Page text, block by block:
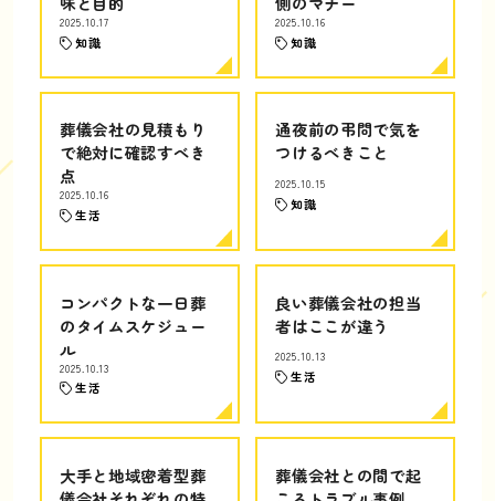
2025.10.17
知識
2025.10.16
知識
葬儀会社の見積もり
で絶対に確認すべき
点
2025.10.16
生活
通夜前の弔問で気を
つけるべきこと
2025.10.15
知識
コンパクトな一日葬
のタイムスケジュー
ル
2025.10.13
生活
良い葬儀会社の担当
者はここが違う
2025.10.13
生活
大手と地域密着型葬
葬儀会社との間で起